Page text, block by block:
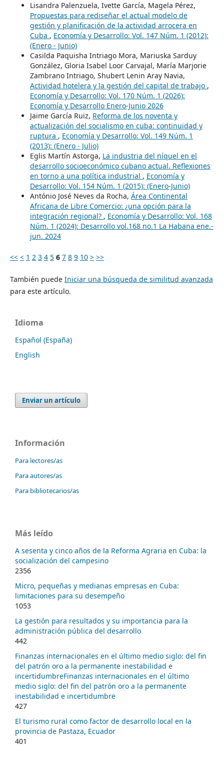
Lisandra Palenzuela, Ivette García, Magela Pérez,
Propuestas para rediseñar el actual modelo de
gestión y planificación de la actividad arrocera en
Cuba , Economía y Desarrollo: Vol. 147 Núm. 1 (2012):
(Enero - Junio)
Casilda Paquisha Intriago Mora, Mariuska Sarduy
González, Gloria Isabel Loor Carvajal, María Marjorie
Zambrano Intriago, Shubert Lenin Aray Navia,
Actividad hotelera y la gestión del capital de trabajo ,
Economía y Desarrollo: Vol. 170 Núm. 1 (2026):
Economía y Desarrollo Enero-Junio 2026
Jaime García Ruiz, Reforma de los noventa y
actualización del socialismo en cuba: continuidad y
ruptura , Economía y Desarrollo: Vol. 149 Núm. 1
(2013): (Enero - Julio)
Eglis Martín Astorga, La industria del níquel en el
desarrollo socioeconómico cubano actual. Reflexiones
en torno a una política industrial , Economía y
Desarrollo: Vol. 154 Núm. 1 (2015): (Enero-Junio)
António José Neves da Rocha, Área Continental
Africana de Libre Comercio: ¿una opción para la
integración regional? , Economía y Desarrollo: Vol. 168
Núm. 1 (2024): Desarrollo vol.168 no.1 La Habana ene.-
jun. 2024
<< < 1 2 3 4 5 6 7 8 9 10 > >>
También puede Iniciar una búsqueda de similitud avanzada
para este artículo.
Idioma
Español (España)
English
Enviar un artículo
Información
Para lectores/as
Para autores/as
Para bibliotecarios/as
Más leído
A sesenta y cinco años de la Reforma Agraria en Cuba: la
socialización del campesino
2356
Micro, pequeñas y medianas empresas en Cuba:
limitaciones para su desempeño
1053
La gestión para resultados y su importancia para la
administración pública del desarrollo
442
Finanzas internacionales en el último medio siglo: del fin
del patrón oro a la permanente inestabilidad e
incertidumbreFinanzas internacionales en el último
medio siglo: del fin del patrón oro a la permanente
inestabilidad e incertidumbre
427
El turismo rural como factor de desarrollo local en la
provincia de Pastaza, Ecuador
401